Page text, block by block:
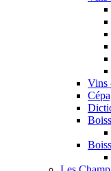
Vins